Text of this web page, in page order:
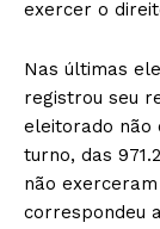
exercer o
Nas últimas
registrou seu
eleitorado não
turno, das
não
correspondeu